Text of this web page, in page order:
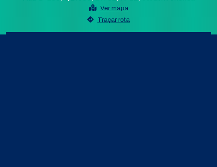
Ver mapa
Traçar rota